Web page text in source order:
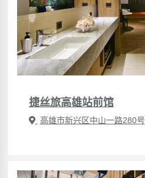
捷丝旅高雄站前馆
高雄市新兴区中山一路280号